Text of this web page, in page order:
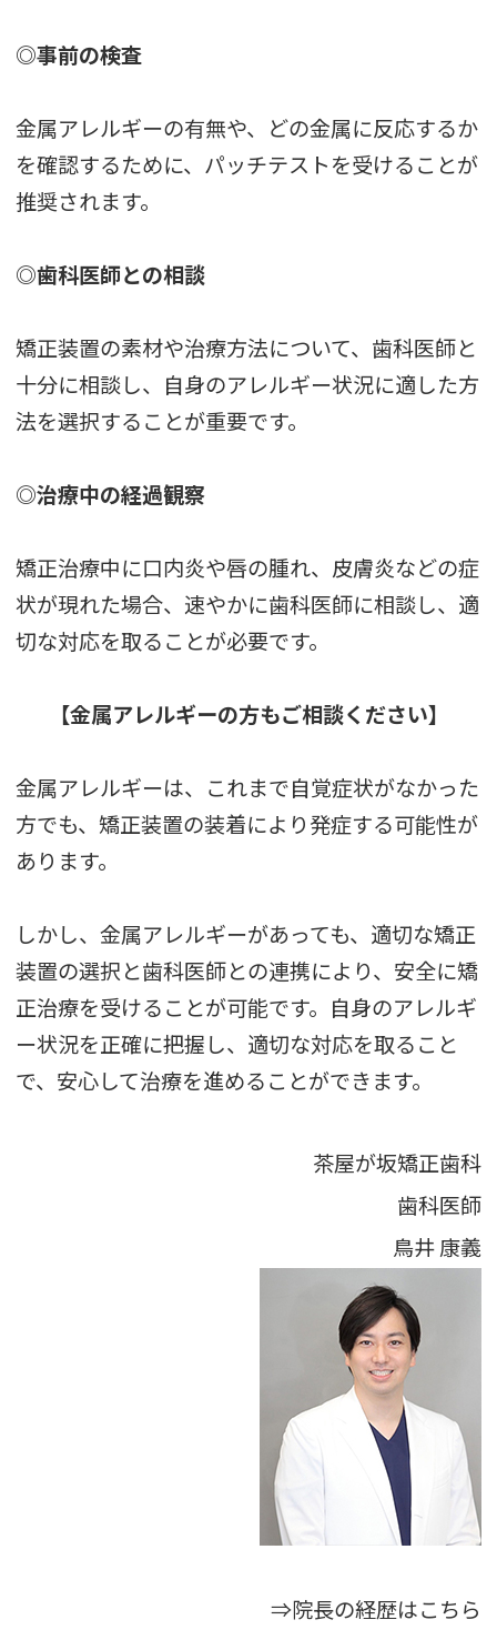
◎事前の検査
金属アレルギーの有無や、どの金属に反応するか
を確認するために、パッチテストを受けることが
推奨されます。
◎歯科医師との相談
矯正装置の素材や治療方法について、歯科医師と
十分に相談し、自身のアレルギー状況に適した方
法を選択することが重要です。
◎治療中の経過観察
矯正治療中に口内炎や唇の腫れ、皮膚炎などの症
状が現れた場合、速やかに歯科医師に相談し、適
切な対応を取ることが必要です。
【金属アレルギーの方もご相談ください】
金属アレルギーは、これまで自覚症状がなかった
方でも、矯正装置の装着により発症する可能性が
あります。
しかし、金属アレルギーがあっても、適切な矯正
装置の選択と歯科医師との連携により、安全に矯
正治療を受けることが可能です。自身のアレルギ
ー状況を正確に把握し、適切な対応を取ること
で、安心して治療を進めることができます。
茶屋が坂矯正歯科
歯科医師
鳥井 康義
⇒院長の経歴はこちら